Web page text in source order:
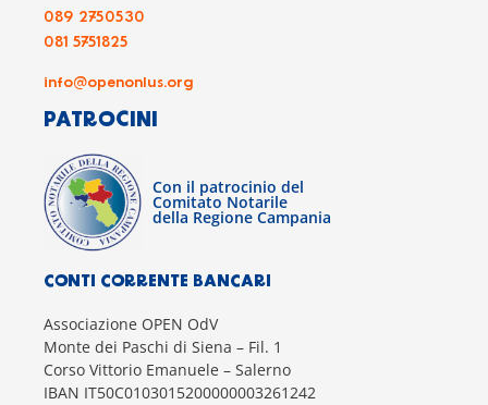
089 2750530
081 5751825
info@openonlus.org
PATROCINI
Con il patrocinio del
Comitato Notarile
della Regione Campania
CONTI CORRENTE BANCARI
Associazione OPEN OdV
Monte dei Paschi di Siena – Fil. 1
Corso Vittorio Emanuele – Salerno
IBAN IT50C0103015200000003261242